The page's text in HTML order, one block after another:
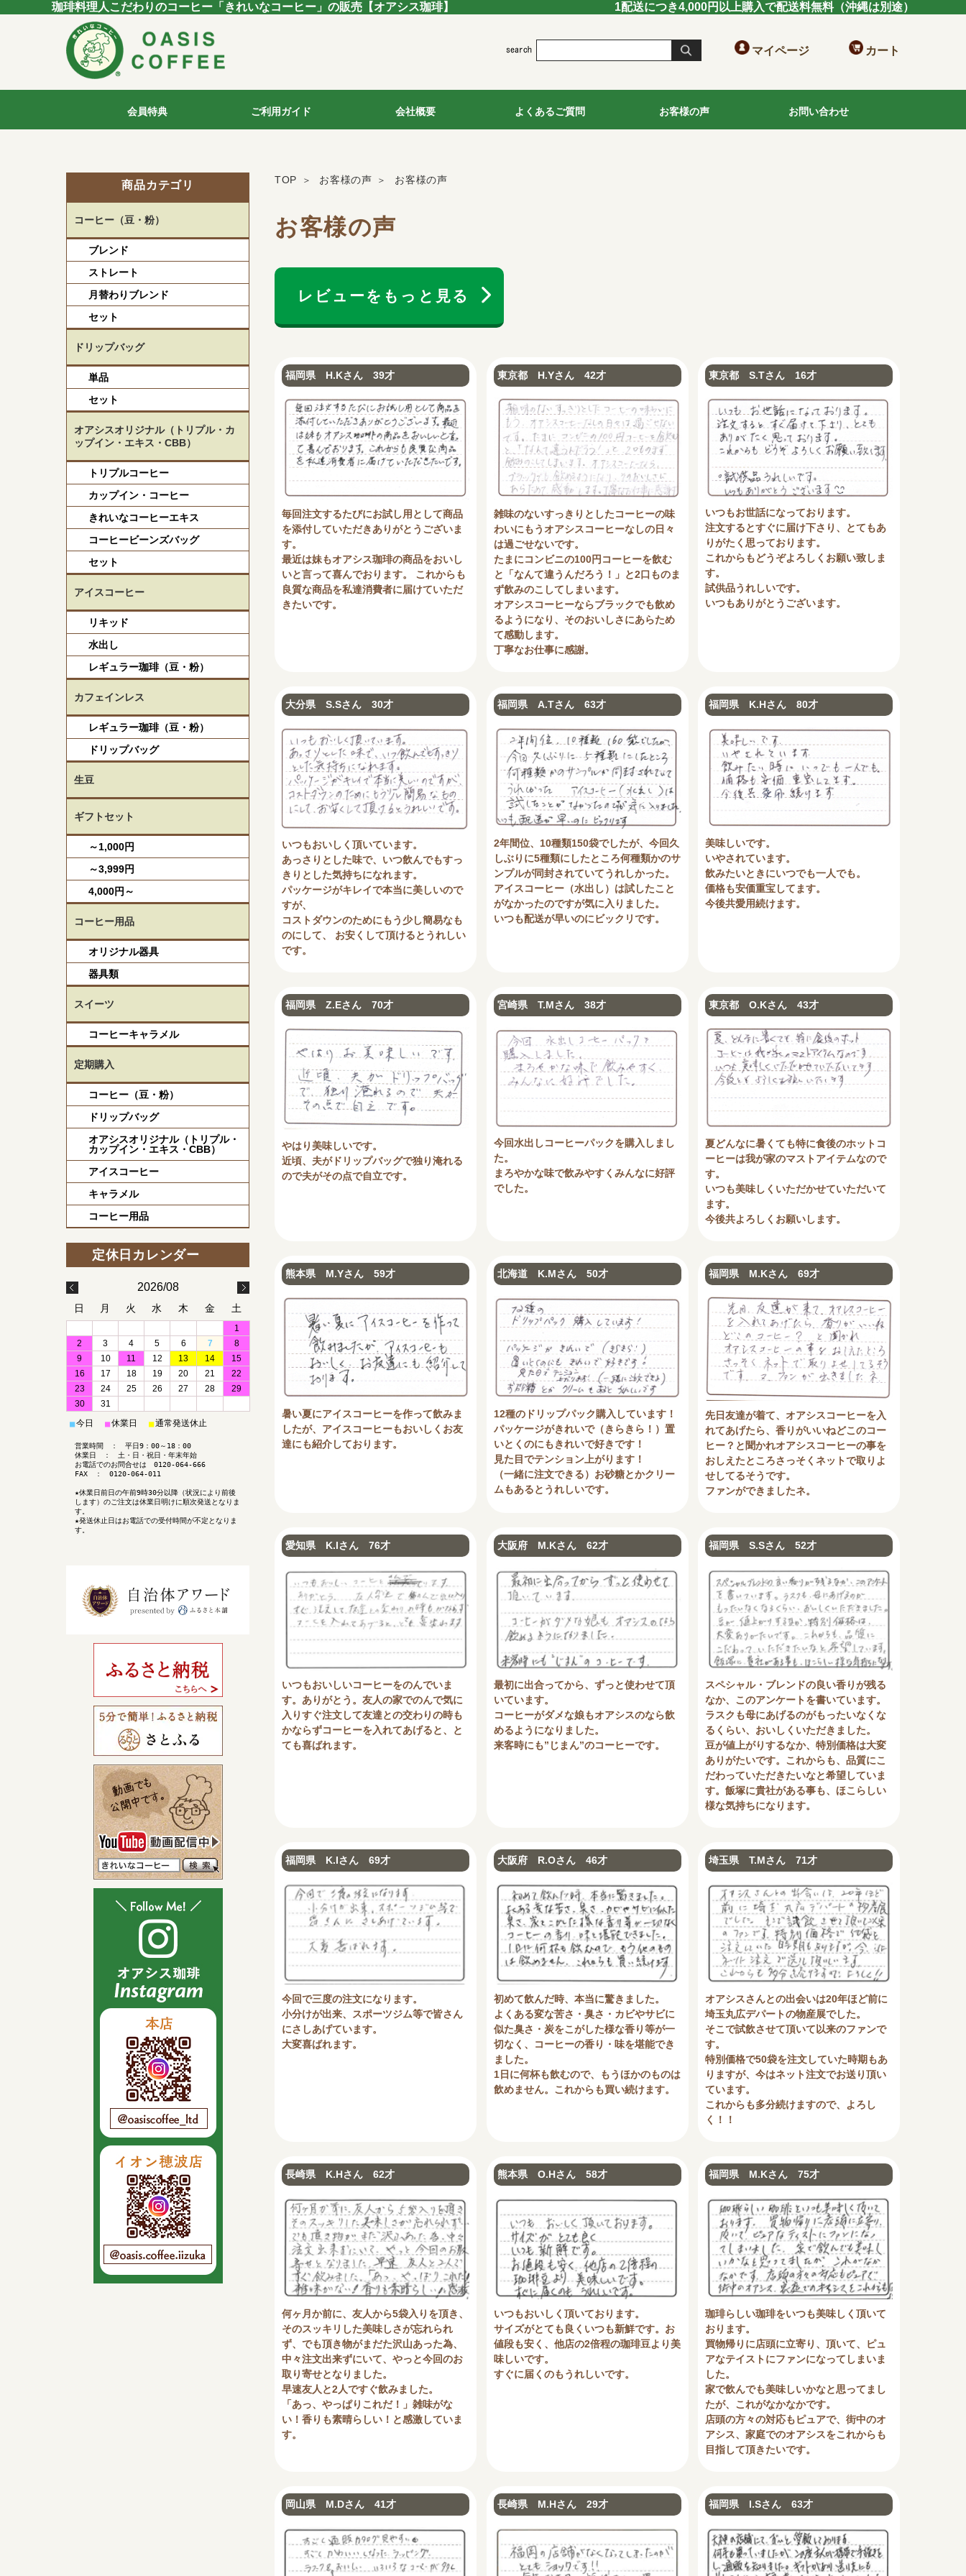
珈琲料理人こだわりのコーヒー「きれいなコーヒー」の販売 【オアシス珈琲】 1配送につき4,000円以上購入で配送料無料（沖縄は別途）
マイページ カート
会員特典 ご利用ガイド 会社概要 よくあるご質問 お客様の声 お問い合わせ
TOP お客様の声 お客様の声
お客様の声
レビューをもっと見る
福岡県 H.Kさん 39才
毎回注文するたびにお試し用として商品
を添付していただきありがとうございま
す。
最近は妹もオアシス珈琲の商品をおいし
いと言って喜んでおります。 これからも
良質な商品を私達消費者に届けていただ
きたいです。
東京都 H.Yさん 42才
雑味のないすっきりとしたコーヒーの味
わいにもうオアシスコーヒーなしの日々
は過ごせないです。
たまにコンビニの100円コーヒーを飲む
と「なんて違うんだろう！」と2口ものま
ず飲みのこしてしまいます。
オアシスコーヒーならブラックでも飲め
るようになり、そのおいしさにあらため
て感動します。
丁寧なお仕事に感謝。
東京都 S.Tさん 16才
いつもお世話になっております。
注文するとすぐに届け下さり、とてもあ
りがたく思っております。
これからもどうぞよろしくお願い致しま
す。
試供品うれしいです。
いつもありがとうございます。
大分県 S.Sさん 30才
いつもおいしく頂いています。
あっさりとした味で、いつ飲んでもすっ
きりとした気持ちになれます。
パッケージがキレイで本当に美しいので
すが、
コストダウンのためにもう少し簡易なも
のにして、 お安くして頂けるとうれしい
です。
福岡県 A.Tさん 63才
2年間位、10種類150袋でしたが、今回久
しぶりに5種類にしたところ何種類かのサ
ンプルが同封されていてうれしかった。
アイスコーヒー（水出し）は試したこと
がなかったのですが気に入りました。
いつも配送が早いのにビックリです。
福岡県 K.Hさん 80才
美味しいです。
いやされています。
飲みたいときにいつでも一人でも。
価格も安価重宝してます。
今後共愛用続けます。
福岡県 Z.Eさん 70才
やはり美味しいです。
近頃、夫がドリップバッグで独り淹れる
ので夫がその点で自立です。
宮崎県 T.Mさん 38才
今回水出しコーヒーパックを購入しまし
た。
まろやかな味で飲みやすくみんなに好評
でした。
東京都 O.Kさん 43才
夏どんなに暑くても特に食後のホットコ
ーヒーは我が家のマストアイテムなので
す。
いつも美味しくいただかせていただいて
ます。
今後共よろしくお願いします。
熊本県 M.Yさん 59才
暑い夏にアイスコーヒーを作って飲みま
したが、アイスコーヒーもおいしくお友
達にも紹介しております。
北海道 K.Mさん 50才
12種のドリップパック購入しています！
パッケージがきれいで（きらきら！）置
いとくのにもきれいで好きです！
見た目でテンション上がります！
（一緒に注文できる）お砂糖とかクリー
ムもあるとうれしいです。
福岡県 M.Kさん 69才
先日友達が着て、オアシスコーヒーを入
れてあげたら、香りがいいねどこのコー
ヒー？と聞かれオアシスコーヒーの事を
おしえたところさっそくネットで取りよ
せしてるそうです。
ファンができましたネ。
愛知県 K.Iさん 76才
いつもおいしいコーヒーをのんでいま
す。ありがとう。友人の家でのんで気に
入りすぐ注文して友達との交わりの時も
かならずコーヒーを入れてあげると、と
ても喜ばれます。
大阪府 M.Kさん 62才
最初に出合ってから、ずっと使わせて頂
いています。
コーヒーがダメな娘もオアシスのなら飲
めるようになりました。
来客時にも”じまん”のコーヒーです。
福岡県 S.Sさん 52才
スペシャル・ブレンドの良い香りが残る
なか、このアンケートを書いています。
ラスクも母にあげるのがもったいなくな
るくらい、おいしくいただきました。
豆が値上がりするなか、特別価格は大変
ありがたいです。これからも、品質にこ
だわっていただきたいなと希望していま
す。飯塚に貴社がある事も、ほこらしい
様な気持ちになります。
福岡県 K.Iさん 69才
今回で三度の注文になります。
小分けが出来、スポーツジム等で皆さん
にさしあげています。
大変喜ばれます。
大阪府 R.Oさん 46才
初めて飲んだ時、本当に驚きました。
よくある変な苦さ・臭さ・カビやサビに
似た臭さ・炭をこがした様な香り等が一
切なく、コーヒーの香り・味を堪能でき
ました。
1日に何杯も飲むので、もうほかのものは
飲めません。これからも買い続けます。
埼玉県 T.Mさん 71才
オアシスさんとの出会いは20年ほど前に
埼玉丸広デパートの物産展でした。
そこで試飲させて頂いて以来のファンで
す。
特別価格で50袋を注文していた時期もあ
りますが、今はネット注文でお送り頂い
ています。
これからも多分続けますので、よろし
く！！
長崎県 K.Hさん 62才
何ヶ月か前に、友人から5袋入りを頂き、
そのスッキリした美味しさが忘れられ
ず、でも頂き物がまだた沢山あった為、
中々注文出来ずにいて、やっと今回のお
取り寄せとなりました。
早速友人と2人ですぐ飲みました。
「あっ、やっぱりこれだ！」雑味がな
い！香りも素晴らしい！と感激していま
す。
熊本県 O.Hさん 58才
いつもおいしく頂いております。
サイズがとても良くいつも新鮮です。お
値段も安く、他店の2倍程の珈琲豆より美
味しいです。
すぐに届くのもうれしいです。
福岡県 M.Kさん 75才
珈琲らしい珈琲をいつも美味しく頂いて
おります。
買物帰りに店頭に立寄り、頂いて、ピュ
アなテイストにファンになってしまいま
した。
家で飲んでも美味しいかなと思ってまし
たが、これがなかなかです。
店頭の方々の対応もピュアで、街中のオ
アシス、家庭でのオアシスをこれからも
目指して頂きたいです。
岡山県 M.Dさん 41才 長崎県 M.Hさん 29才 福岡県 I.Sさん 63才
商品カテゴリ
コーヒー（豆・粉）
ブレンド
ストレート
月替わりブレンド
セット
ドリップバッグ
単品
セット
オアシスオリジナル（トリプル・カ
ップイン・エキス・CBB）
トリプルコーヒー
カップイン・コーヒー
きれいなコーヒーエキス
コーヒービーンズバッグ
セット
アイスコーヒー
リキッド
水出し
レギュラー珈琲（豆・粉）
カフェインレス
レギュラー珈琲（豆・粉）
ドリップバッグ
生豆
ギフトセット
～1,000円
～3,999円
4,000円～
コーヒー用品
オリジナル器具
器具類
スイーツ
コーヒーキャラメル
定期購入
コーヒー（豆・粉）
ドリップバッグ
オアシスオリジナル（トリプル・
カップイン・エキス・CBB）
アイスコーヒー
キャラメル
コーヒー用品
2026/08
日 月 火 水 木 金 土
1
2
3 4 5 6 7
8
9
10 11 12 13 14
15
16
17 18 19 20 21
22
23
24 25 26 27 28
29
30
31
■今日 ■休業日 ■通常発送休止
営業時間 ： 平日9：00～18：00
休業日 ： 土・日・祝日・年末年始
お電話でのお問合せは 0120-064-666
FAX ： 0120-064-011
★休業日前日の午前9時30分以降（状況により前後
します）のご注文は休業日明けに順次発送となりま
す。
★発送休止日はお電話での受付時間が不定となりま
す。